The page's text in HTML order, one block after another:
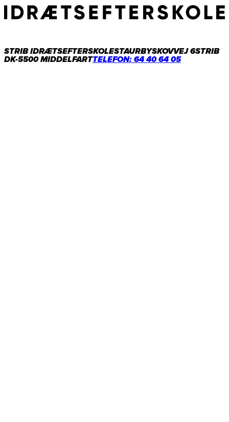
STRIB IDRÆTSEFTERSKOLESTAURBYSKOVVEJ 6STRIB
DK-5500 MIDDELFARTTELEFON: 64 40 64 05